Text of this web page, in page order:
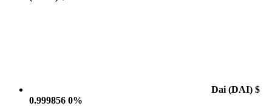
Dai (DAI) $
0.999856 0%